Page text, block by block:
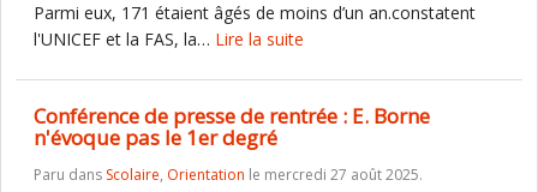
Parmi eux, 171 étaient âgés de moins d’un an.constatent
l'UNICEF et la FAS, la… Lire la suite
Conférence de presse de rentrée : E. Borne
n'évoque pas le 1er degré
Paru dans Scolaire, Orientation le mercredi 27 août 2025.